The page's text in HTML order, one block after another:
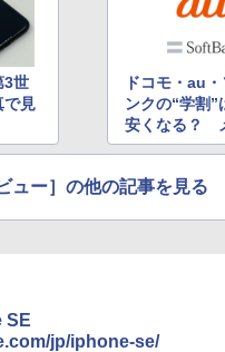
3世
で見
ドコモ・au
ンクの“学割”
安くなる？
と気をつけた
ュー］の他の記事を見る
SE
jp/iphone-se/